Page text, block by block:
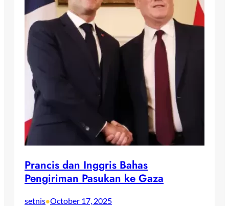
Prancis dan Inggris Bahas
Pengiriman Pasukan ke Gaza
setnis•October 17, 2025